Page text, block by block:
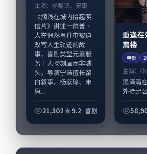
主演： 杨紫琼、宋康昊
等
《搁浅在城内拾起明
信片》讲述一群普通
人在偶然事件中被迫
改写人生轨迹的故
事，喜剧类型元素服
务于人物刻画而非噱
头。导演宁浩擅长留
白叙事，杨紫琼、宋
康...
21,302 9.2 喜剧
重逢在
寓楼
电影
主演：
黑泽清
外拾起
漫张力
主要在
协同，